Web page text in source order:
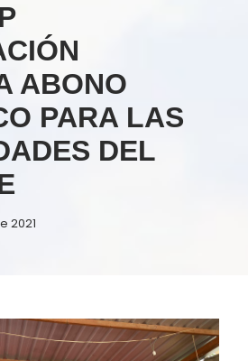
ABONO
PARA LAS
DEL
2021